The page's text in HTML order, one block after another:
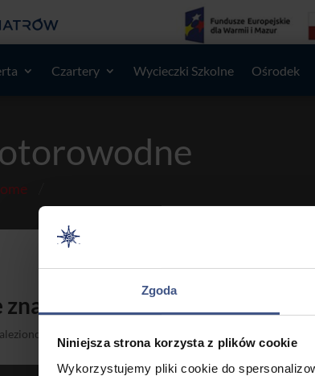
Zgoda
Niniejsza strona korzysta z plików cookie
Wykorzystujemy pliki cookie do
Czartery Wycieczki Szkolne Ośrodek
znaleziono żadnych wyników
szukanej strony. Proszę spróbować innej definicji